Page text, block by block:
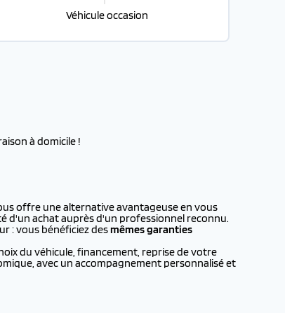
Véhicule occasion
à domicile !
offre une alternative avantageuse en vous
d'un achat auprès d'un professionnel reconnu.
: vous bénéficiez desmêmes garanties
du véhicule, financement, reprise de votre
avec un accompagnement personnalisé et